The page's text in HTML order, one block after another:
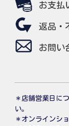
お支払
返品・
お問
＊店舗営業日に
い。
＊オンラインシ